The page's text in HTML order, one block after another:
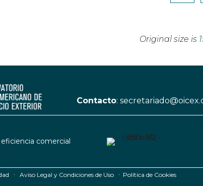
Original size is
Contacto:
comercial
∙ Aviso Legal y Condiciones de Uso ∙ Política de Cookies